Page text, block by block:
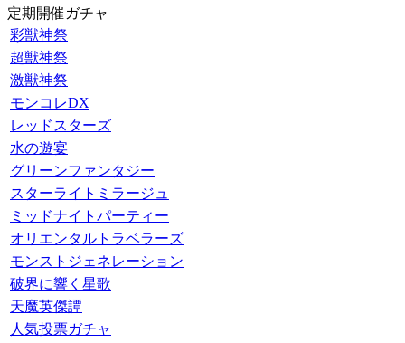
定期開催ガチャ
彩獣神祭
超獣神祭
激獣神祭
モンコレDX
レッドスターズ
水の遊宴
グリーンファンタジー
スターライトミラージュ
ミッドナイトパーティー
オリエンタルトラベラーズ
モンストジェネレーション
破界に響く星歌
天魔英傑譚
人気投票ガチャ